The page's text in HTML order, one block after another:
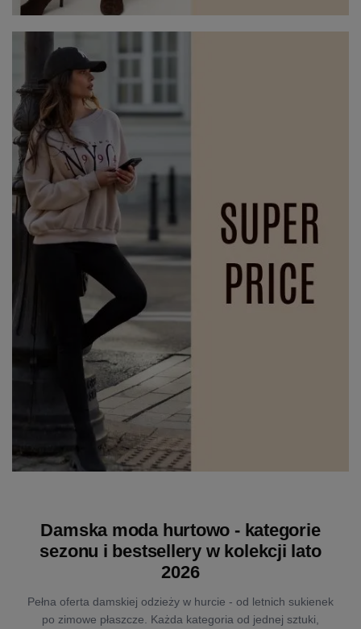
Damska moda hurtowo - kategorie
sezonu i bestsellery w kolekcji lato
2026
Pełna oferta damskiej odzieży w hurcie - od letnich sukienek
po zimowe płaszcze. Każda kategoria od jednej sztuki,